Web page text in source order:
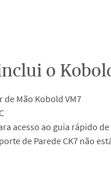
o
de Mão Kobold VM7
acesso ao guia rápido
de Parede CK7 não